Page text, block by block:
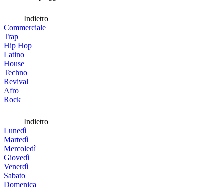
Indietro
Commerciale
Trap
Hip Hop
Latino
House
Techno
Revival
Afro
Rock
Indietro
Lunedì
Martedì
Mercoledì
Giovedì
Venerdì
Sabato
Domenica